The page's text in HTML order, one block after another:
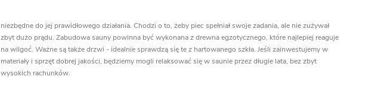
niezbędne do jej prawidłowego działania. Chodzi o to, żeby piec spełniał swoje zadania, ale nie zużywał
zbyt dużo prądu. Zabudowa sauny powinna być wykonana z drewna egzotycznego, które najlepiej reaguje
na wilgoć. Ważne są także drzwi - idealnie sprawdzą się te z hartowanego szkła. Jeśli zainwestujemy w
materiały i sprzęt dobrej jakości, będziemy mogli relaksować się w saunie przez długie lata, bez zbyt
wysokich rachunków.